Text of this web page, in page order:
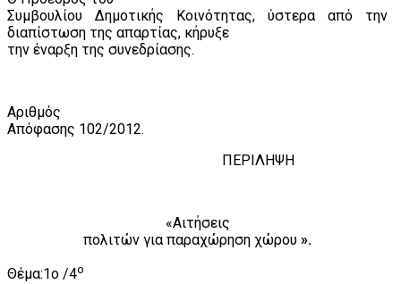
Συμβουλίου Δημοτικής Κοινότητας, ύστερα από την
διαπίστωση της απαρτίας, κήρυξε
την έναρξη της συνεδρίασης.
Αριθμός
Απόφασης 102/2012.
ΠΕΡΙΛΗΨΗ
«Αιτήσεις
πολιτών για παραχώρηση χώρου».
Θέμα:1o /4ο